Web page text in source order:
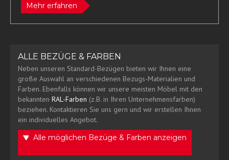
Mehr erfahren
ALLE BEZÜGE & FARBEN
Neben unseren Standard-Bezügen bieten wir Ihnen eine
große Auswahl an verschiedenen Bezugs-Materialien und
Farben. Ebenfalls können wir unsere meisten Möbel mit den
bekannten RAL-Farben (z.B. in Ihren Unternehmensfarben)
beziehen. Kontaktieren Sie uns gern und wir erstellen Ihnen
ein individuelles Angebot.
Alle möglichen Bezüge & Farben anzeigen